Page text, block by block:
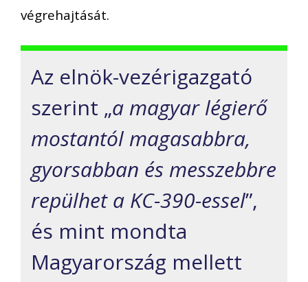
végrehajtását.
Az elnök-vezérigazgató
szerint „a magyar légierő
mostantól magasabbra,
gyorsabban és messzebbre
repülhet a KC-390-essel”,
és mint mondta
Magyarország mellett